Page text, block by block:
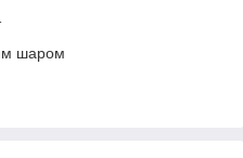
шаром